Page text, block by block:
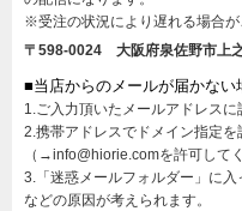
※受注の状況により遅れる場合が
〒598-0024 大阪府泉佐野市上
■当店からのメールが届かない
1.ご入力頂いたメールアドレスに
2.携帯アドレスでドメイン指定を
（→info@hiorie.comを許可して
3.「迷惑メールフォルダー」に入
などの原因が考えられます。